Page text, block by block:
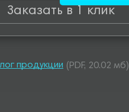
Заказать в 1 клик
продукции (PDF, 20.02 мб)